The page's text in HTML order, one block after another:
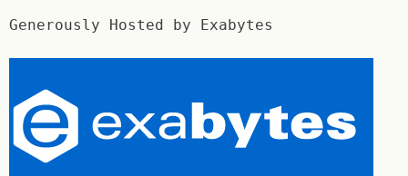
Generously Hosted by Exabytes